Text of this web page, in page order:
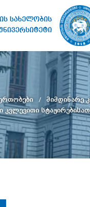
სახელობის
მიმდინარე
კვლევითი